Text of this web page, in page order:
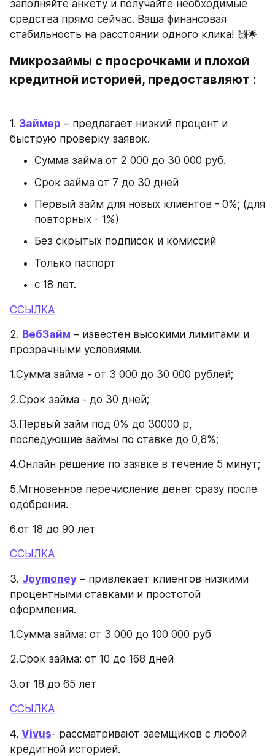
заполняйте анкету и получайте необходимые
средства прямо сейчас. Ваша финансовая
стабильность на расстоянии одного клика! 🙌🌟
Микрозаймы с просрочками и плохой
кредитной историей, предоставляют :
1. Займер – предлагает низкий процент и
быструю проверку заявок.
Сумма займа от 2 000 до 30 000 руб.
Срок займа от 7 до 30 дней
Первый займ для новых клиентов - 0%; (для
повторных - 1%)
Без скрытых подписок и комиссий
Только паспорт
с 18 лет.
ССЫЛКА
2. ВебЗайм – известен высокими лимитами и
прозрачными условиями.
1.Сумма займа - от 3 000 до 30 000 рублей;
2.Срок займа - до 30 дней;
3.Первый займ под 0% до 30000 р,
последующие займы по ставке до 0,8%;
4.Онлайн решение по заявке в течение 5 минут;
5.Мгновенное перечисление денег сразу после
одобрения.
6.от 18 до 90 лет
ССЫЛКА
3. Joymoney – привлекает клиентов низкими
процентными ставками и простотой
оформления.
1.Сумма займа: от 3 000 до 100 000 руб
2.Срок займа: от 10 до 168 дней
3.от 18 до 65 лет
ССЫЛКА
4. Vivus- рассматривают заемщиков с любой
кредитной историей.